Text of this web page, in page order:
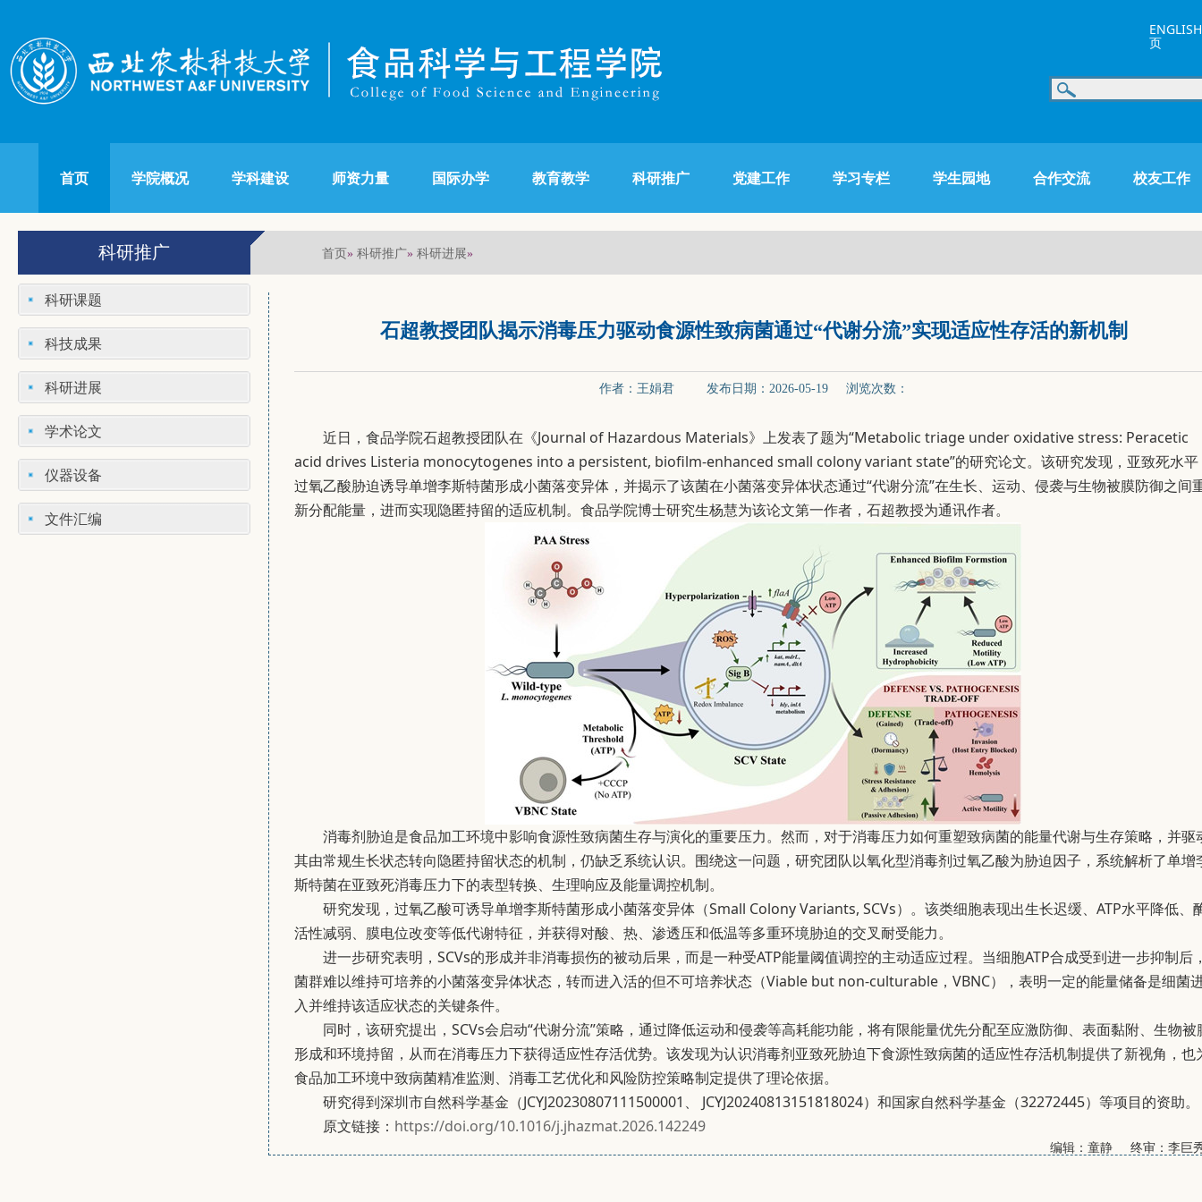
ENGLISH
页
首页 学院概况 学科建设 师资力量 国际办学 教育教学 科研推广 党建工作 学习专栏 学生园地 合作交流 校友工作
科研推广 首页» 科研推广» 科研进展»
科研课题
科技成果
科研进展
学术论文
仪器设备
文件汇编
石超教授团队揭示消毒压力驱动食源性致病菌通过“代谢分流”实现适应性存活的新机制
作者：王娟君 发布日期：2026-05-19 浏览次数：
近日，食品学院石超教授团队在《Journal of Hazardous Materials》上发表了题为“Metabolic triage under oxidative stress: Peracetic
acid drives Listeria monocytogenes into a persistent, biofilm-enhanced small colony variant state”的研究论文。该研究发现，亚致死水平
过氧乙酸胁迫诱导单增李斯特菌形成小菌落变异体，并揭示了该菌在小菌落变异体状态通过“代谢分流”在生长、运动、侵袭与生物被膜防御之间
新分配能量，进而实现隐匿持留的适应机制。食品学院博士研究生杨慧为该论文第一作者，石超教授为通讯作者。
消毒剂胁迫是食品加工环境中影响食源性致病菌生存与演化的重要压力。然而，对于消毒压力如何重塑致病菌的能量代谢与生存策略，并驱
其由常规生长状态转向隐匿持留状态的机制，仍缺乏系统认识。围绕这一问题，研究团队以氧化型消毒剂过氧乙酸为胁迫因子，系统解析了单增
斯特菌在亚致死消毒压力下的表型转换、生理响应及能量调控机制。
研究发现，过氧乙酸可诱导单增李斯特菌形成小菌落变异体（Small Colony Variants, SCVs）。该类细胞表现出生长迟缓、ATP水平降低、
活性减弱、膜电位改变等低代谢特征，并获得对酸、热、渗透压和低温等多重环境胁迫的交叉耐受能力。
进一步研究表明，SCVs的形成并非消毒损伤的被动后果，而是一种受ATP能量阈值调控的主动适应过程。当细胞ATP合成受到进一步抑制后
菌群难以维持可培养的小菌落变异体状态，转而进入活的但不可培养状态（Viable but non-culturable，VBNC），表明一定的能量储备是细菌
入并维持该适应状态的关键条件。
同时，该研究提出，SCVs会启动“代谢分流”策略，通过降低运动和侵袭等高耗能功能，将有限能量优先分配至应激防御、表面黏附、生物被
形成和环境持留，从而在消毒压力下获得适应性存活优势。该发现为认识消毒剂亚致死胁迫下食源性致病菌的适应性存活机制提供了新视角，也
食品加工环境中致病菌精准监测、消毒工艺优化和风险防控策略制定提供了理论依据。
研究得到深圳市自然科学基金（JCYJ20230807111500001、 JCYJ20240813151818024）和国家自然科学基金（32272445）等项目的资助。
原文链接： https://doi.org/10.1016/j.jhazmat.2026.142249
编辑：童静 终审：李巨